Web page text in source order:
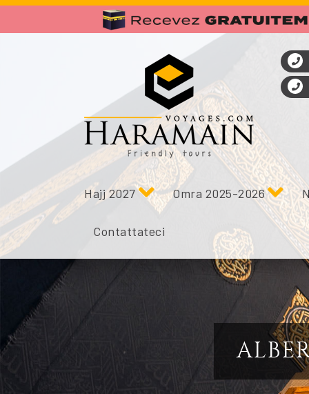
Hajj 2027 Omra 2025-2026
Contattateci